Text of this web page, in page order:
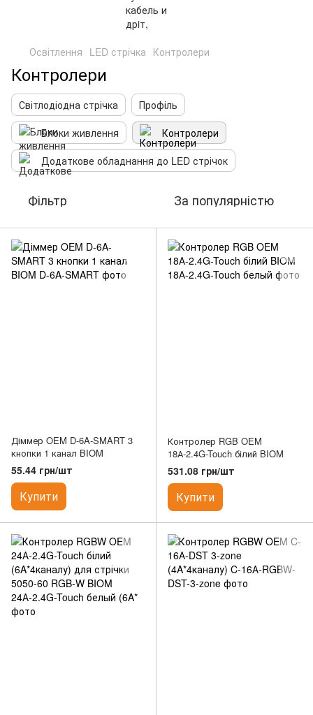
Освітлення LED стрічка Контролери
Контролери
Світлодіодна стрічка
Профіль
Блоки живлення
Контролери
Додаткове обладнання до LED стрічок
Фільтр За популярністю
Діммер OEM D-6A-SMART 3
кнопки 1 канал BIOM
55.44 грн/шт
Купити
Контролер RGB OEM
18А-2.4G-Touch білий BIOM
531.08 грн/шт
Купити